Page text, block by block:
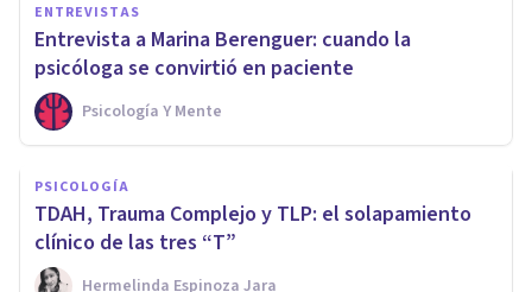
ENTREVISTAS
Entrevista a Marina Berenguer: cuando la
psicóloga se convirtió en paciente
Psicología Y Mente
PSICOLOGÍA
TDAH, Trauma Complejo y TLP: el solapamiento
clínico de las tres “T”
Hermelinda Espinoza Jara